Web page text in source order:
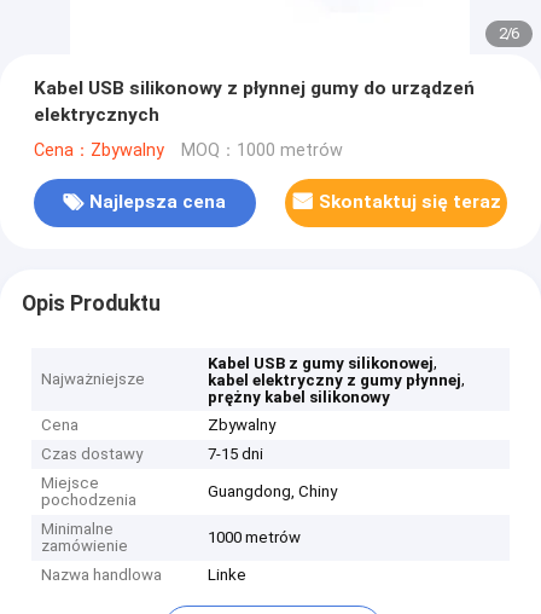
2/6
Kabel USB silikonowy z płynnej gumy do urządzeń
elektrycznych
Cena：Zbywalny MOQ：1000 metrów
Najlepsza cena Skontaktuj się teraz
Opis Produktu
Najważniejsze
Kabel USB z gumy silikonowej,
kabel elektryczny z gumy płynnej,
prężny kabel silikonowy
Cena
Zbywalny
Czas dostawy
7-15 dni
Miejsce
pochodzenia
Guangdong, Chiny
Minimalne
zamówienie
1000 metrów
Nazwa handlowa Linke